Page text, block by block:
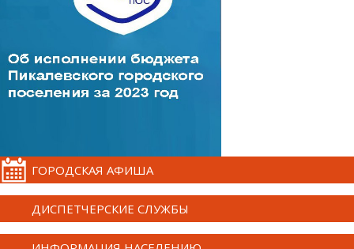
ГОРОДСКАЯ АФИША
ДИСПЕТЧЕРСКИЕ СЛУЖБЫ